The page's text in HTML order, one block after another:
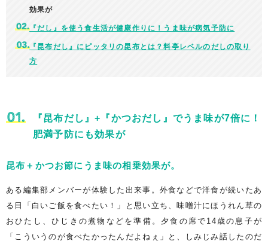
効果が
『だし』を使う食生活が健康作りに！うま味が病気予防に
『昆布だし』にピッタリの昆布とは？料亭レベルのだしの取り
方
『昆布だし』+『かつおだし』でうま味が7倍に！
肥満予防にも効果が
昆布＋かつお節にうま味の相乗効果が。
ある編集部メンバーが体験した出来事。外食などで洋食が続いたあ
る日「白いご飯を食べたい！」と思い立ち、味噌汁にほうれん草の
おひたし、ひじきの煮物などを準備。夕食の席で14歳の息子が
「こういうのが食べたかったんだよねぇ」と、しみじみ話したのだ